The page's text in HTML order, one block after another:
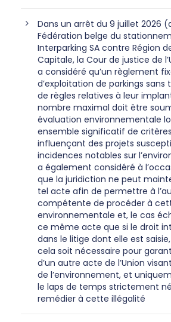
Dans un arrêt du 9 juillet 2026
Fédération belge du
Interparking SA contre Région
Capitale, la Cour de justice de
a considéré qu’un règlement
d’exploitation de parkings
de règles relatives à leur
nombre maximal doit être
évaluation environnementale
ensemble significatif de
influençant des projets
incidences notables sur
a également considéré à
que la juridiction ne peut
tel acte afin de permettre à
compétente de procéder à
environnementale et, le cas
ce même acte que si le droit
dans le litige dont elle est
cela soit nécessaire pour
d’un autre acte de l’Union
de l’environnement, et
le laps de temps strictement
remédier à cette illégalité